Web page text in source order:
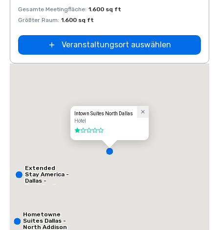
Gesamte Meetingfläche: 1.600 sq ft
Größter Raum: 1.600 sq ft
Veranstaltungsort auswählen
Intown Suites North Dallas
Hotel
1 von 5
Hometowne
Suites Dallas -
North Addison
Extended
Stay America -
Dallas -
Frankford